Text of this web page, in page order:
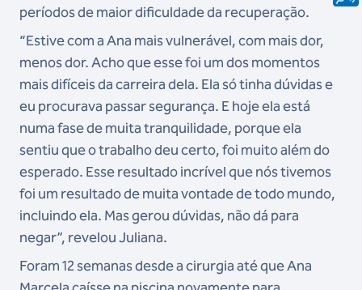
períodos de maior dificuldade da recuperação.
“Estive com a Ana mais vulnerável, com mais dor,
menos dor. Acho que esse foi um dos momentos
mais difíceis da carreira dela. Ela só tinha dúvidas e
eu procurava passar segurança. E hoje ela está
numa fase de muita tranquilidade, porque ela
sentiu que o trabalho deu certo, foi muito além do
esperado. Esse resultado incrível que nós tivemos
foi um resultado de muita vontade de todo mundo,
incluindo ela. Mas gerou dúvidas, não dá para
negar”, revelou Juliana.
Foram 12 semanas desde a cirurgia até que Ana